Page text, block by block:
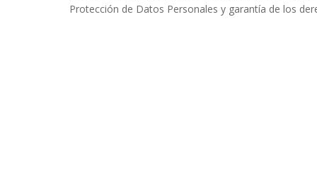
Protección de Datos Personales y garantía de los